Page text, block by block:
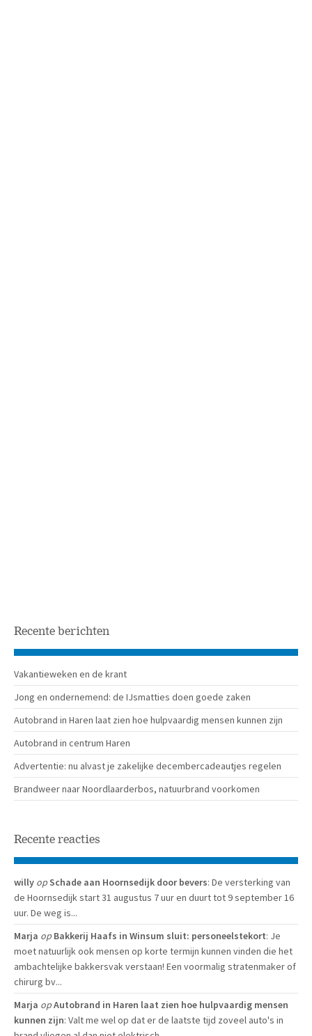
Recente berichten
Vakantieweken en de krant
Jong en ondernemend: de IJsmatties doen goede zaken
Autobrand in Haren laat zien hoe hulpvaardig mensen kunnen zijn
Autobrand in centrum Haren
Advertentie: nu alvast je zakelijke decembercadeautjes regelen
Brandweer naar Noordlaarderbos, natuurbrand voorkomen
Recente reacties
willy opSchade aan Hoornsedijk door bevers: De versterking van
de Hoornsedijk start 31 augustus 7 uur en duurt tot 9 september 16
uur. De weg is...
Marja op Bakkerij Haafs in Winsum sluit: personeelstekort: Je
moet natuurlijk ook mensen op korte termijn kunnen vinden die het
ambachtelijke bakkersvak verstaan! Een voormalig stratenmaker of
chirurg bv...
Marja opAutobrand in Haren laat zien hoe hulpvaardig mensen
kunnen zijn: Valt me wel op dat er de laatste tijd zoveel auto's in